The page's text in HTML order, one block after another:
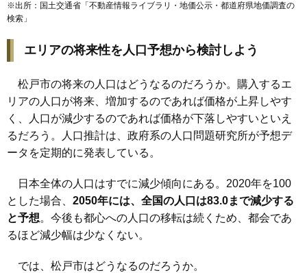
※出所：国土交通省「 不動産情報ライブラリ・地価公示・都道府県地価調査の
検索 」
エリアの将来性を人口予想から検討しよう
松戸市の将来の人口はどうなるのだろうか。購入するエ
リアの人口が将来、増加するのであれば価格が上昇しやす
く、人口が減少するのであれば価格が下落しやすいといえ
るだろう。人口推計は、政府系の人口問題研究所が予想デ
ータを定期的に発表している。
日本全体の人口はすでに減少傾向にある。2020年を100
とした場合、 2050年には、全国の人口は83.0まで減少する
と予想。今後も都心への人口の移転は続くため、都会であ
るほど減少幅は少なくない。
では、松戸市はどうなるのだろうか。